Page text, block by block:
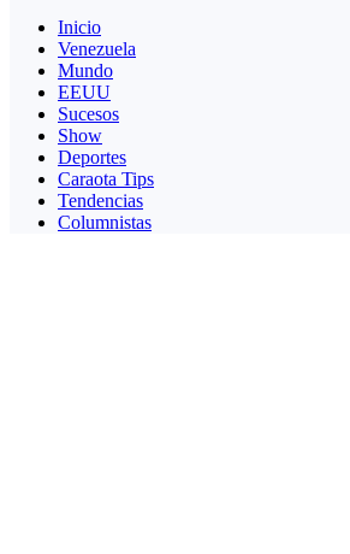
Inicio
Venezuela
Mundo
EEUU
Sucesos
Show
Deportes
Caraota Tips
Tendencias
Columnistas